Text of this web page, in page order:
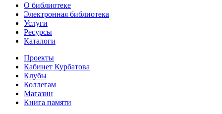
О библиотеке
Электронная библиотека
Услуги
Ресурсы
Каталоги
Проекты
Кабинет Курбатова
Клубы
Коллегам
Магазин
Книга памяти